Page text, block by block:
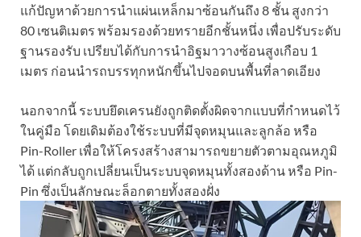
แก้ปัญหาด้วยการนำแผ่นเหล็กมาซ้อนกันถึง 8 ชั้น สูงกว่า
80 เซนติเมตร พร้อมรองด้วยทรายอีกชั้นหนึ่ง เพื่อปรับระดับ
ฐานรองรับ เปรียบได้กับการนำอิฐมาวางซ้อนสูงเกือบ 1
เมตร ก่อนนำรถบรรทุกหนักขึ้นไปจอดบนพื้นที่ลาดเอียง
นอกจากนี้ ระบบยึดเครนยังถูกติดตั้งผิดจากแบบที่กำหนดไว้
ในคู่มือ โดยเดิมต้องใช้ระบบที่มีจุดหมุนและลูกล้อ หรือ
Pin-Roller เพื่อให้โครงสร้างสามารถขยายตัวตามอุณหภูมิ
ได้ แต่กลับถูกเปลี่ยนเป็นระบบจุดหมุนทั้งสองด้าน หรือ Pin-
Pin ซึ่งเป็นลักษณะล็อกตายทั้งสองฝั่ง